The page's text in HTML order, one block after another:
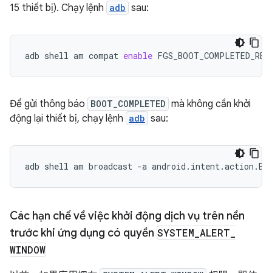
15 thiết bị). Chạy lệnh adb sau:
adb shell am compat enable
Để gửi thông báo BOOT_COMPLETED mà không cần khởi
động lại thiết bị, chạy lệnh adb sau:
adb shell am broadcast -a
Các hạn chế về việc khởi động dịch vụ trên nền
trước khi ứng dụng có quyền SYSTEM ALERT
WINDOW